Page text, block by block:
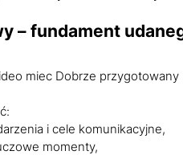
– fundament
miec Dobrze przygotowany
i cele komunikacyjne,
momenty,